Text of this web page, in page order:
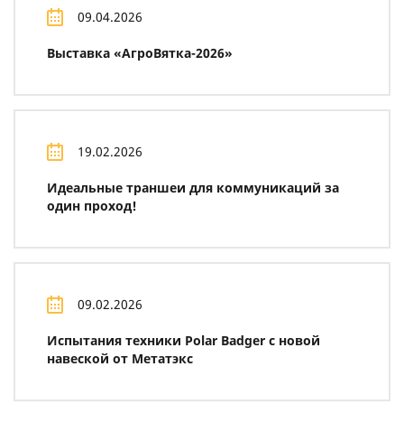
09.04.2026
Выставка «АгроВятка-2026»
19.02.2026
Идеальные траншеи для коммуникаций за
один проход!
09.02.2026
Испытания техники Polar Badger с новой
навеской от Метатэкс